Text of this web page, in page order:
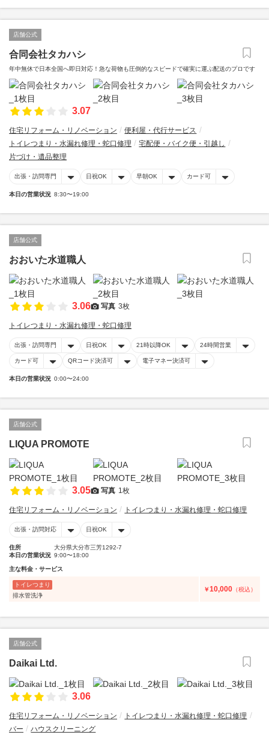
店舗公式
合同会社タカハシ
年中無休で日本全国へ即日対応！急な荷物も圧倒的なスピードで確実に運ぶ配送のプロです
3.07
住宅リフォーム・リノベーション
便利屋・代行サービス
トイレつまり・水漏れ修理・蛇口修理
宅配便・バイク便・引越し
片づけ・遺品整理
出張・訪問専門 日祝OK 早朝OK カード可
本日の営業状況 8:30〜19:00
店舗公式
おおいた水道職人
3.06 写真 3枚
トイレつまり・水漏れ修理・蛇口修理
出張・訪問専門 日祝OK 21時以降OK 24時間営業
カード可 QRコード決済可 電子マネー決済可
本日の営業状況 0:00〜24:00
店舗公式
LIQUA PROMOTE
3.05 写真 1枚
住宅リフォーム・リノベーション トイレつまり・水漏れ修理・蛇口修理
出張・訪問対応 日祝OK
住所
大分県大分市三芳1292-7
本日の営業状況 9:00〜18:00
主な料金・サービス
トイレつまり
排水管洗浄
￥10,000 （税込）
店舗公式
Daikai Ltd.
3.06
住宅リフォーム・リノベーション
トイレつまり・水漏れ修理・蛇口修理
バー
ハウスクリーニング